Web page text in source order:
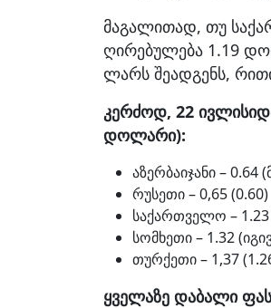
მაგალითად, თუ
ღირებულება 1.19
ლარს შეადგენს,
კერძოდ, 22
დოლარი):
აზერბაიჯანი – 0.64
რუსეთი – 0,65 (0.60)
საქართველო – 1.23
სომხეთი – 1.32
თურქეთი – 1,37
ყველაზე დაბალი